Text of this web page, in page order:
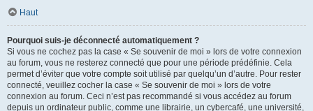
Haut
Pourquoi suis-je déconnecté automatiquement ?
Si vous ne cochez pas la case « Se souvenir de moi » lors de votre connexion
au forum, vous ne resterez connecté que pour une période prédéfinie. Cela
permet d’éviter que votre compte soit utilisé par quelqu’un d’autre. Pour rester
connecté, veuillez cocher la case « Se souvenir de moi » lors de votre
connexion au forum. Ceci n’est pas recommandé si vous accédez au forum
depuis un ordinateur public, comme une librairie, un cybercafé, une université,